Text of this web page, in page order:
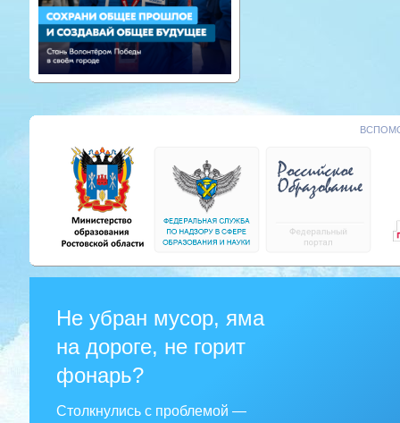
Не убран мусор, яма
на дороге, не горит
фонарь?
Столкнулись с проблемой —